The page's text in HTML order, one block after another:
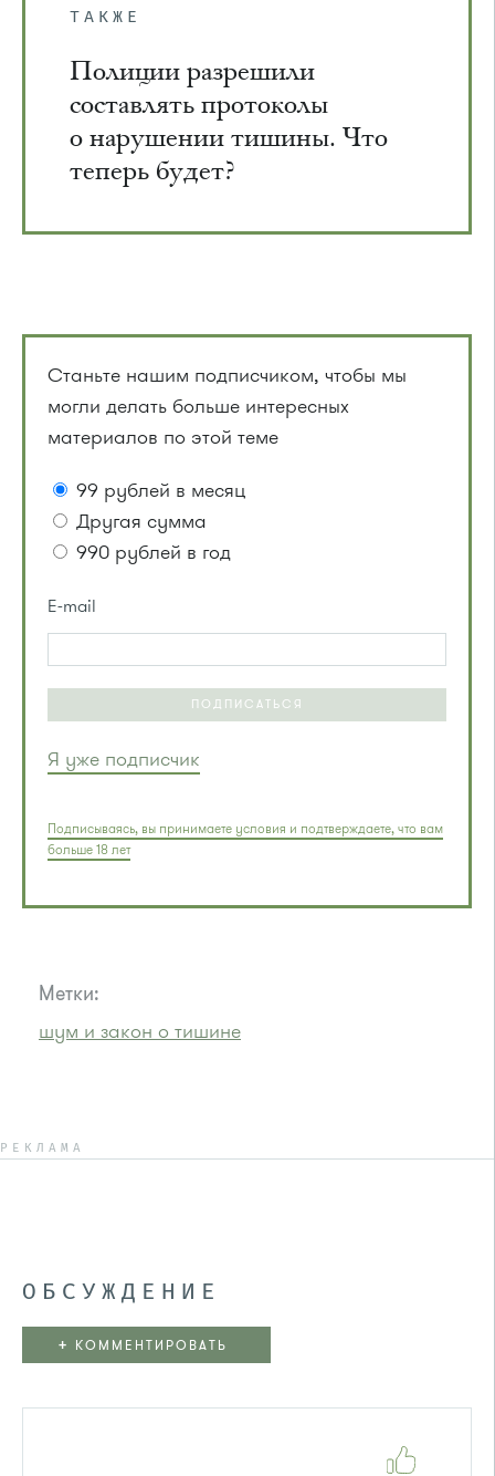
ТАКЖЕ
Полиции разрешили
составлять протоколы
о нарушении тишины. Что
теперь будет?
Станьте нашим подписчиком, чтобы мы
могли делать больше интересных
материалов по этой теме
99 рублей в месяц
Другая сумма
990 рублей в год
E-mail
ПОДПИСАТЬСЯ
Я уже подписчик
Подписываясь, вы принимаете условия и подтверждаете, что вам
больше 18 лет
Метки:
шум и закон о тишине
РЕКЛАМА
ОБСУЖДЕНИЕ
+ КОММЕНТИРОВАТЬ